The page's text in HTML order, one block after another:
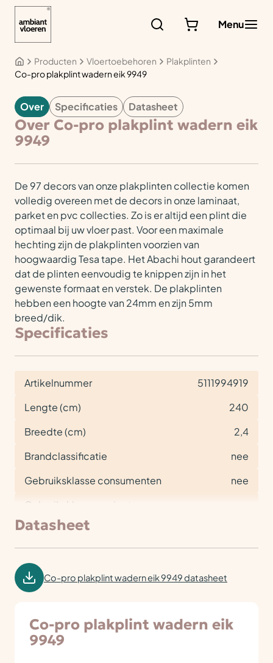
Menu
Producten Vloertoebehoren
Plakplinten
Co-pro plakplint wadern eik 9949
VLOERTOEBEHOREN
Over Specificaties Datasheet
Over Co-pro plakplint wadern eik
9949
De 97 decors van onze plakplinten collectie komen
volledig overeen met de decors in onze laminaat,
parket en pvc collecties. Zo is er altijd een plint die
optimaal bij uw vloer past. Voor een maximale
hechting zijn de plakplinten voorzien van
hoogwaardig Tesa tape. Het Abachi hout garandeert
dat de plinten eenvoudig te knippen zijn in het
gewenste formaat en verstek. De plakplinten
hebben een hoogte van 24mm en zijn 5mm
breed/dik.
Specificaties
Artikelnummer
5111994919
Lengte (cm)
240
Breedte (cm)
2,4
Brandclassificatie
nee
Gebruiksklasse consumenten
nee
Gebruiksklasse project
Datasheet
Co-pro plakplint wadern eik 9949 datasheet
Co-pro plakplint wadern eik
9949